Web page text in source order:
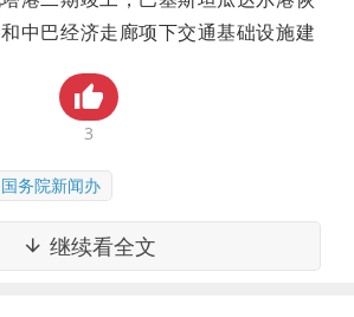
中巴经济走廊项下交通基础设施建
，到达欧洲15个国家43个城市，已达
率达85%。
年6月，与沿线国家货物贸易累计超
增长1.1%，中国已经成为25个沿线
。
3
国务院新闻办
继续看全文